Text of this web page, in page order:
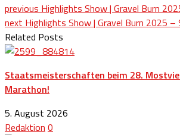
previous Highlights Show | Gravel Burn
next Highlights Show | Gravel Burn 2025 –
Related Posts
Staatsmeisterschaften beim 28.
Marathon!
5. August 2026
Redaktion 0